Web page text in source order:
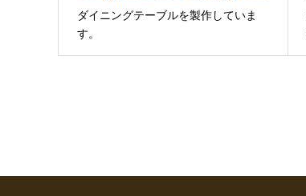
ダイニングテーブルを製作していま
す。